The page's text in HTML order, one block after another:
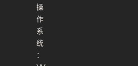
操
作
系
统
：